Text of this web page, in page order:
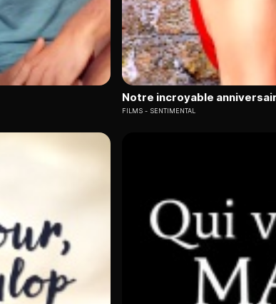
Notre incroyable
FILMS SENTIMENTAL